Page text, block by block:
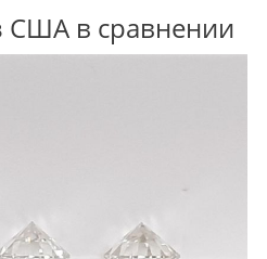
США в сравнении